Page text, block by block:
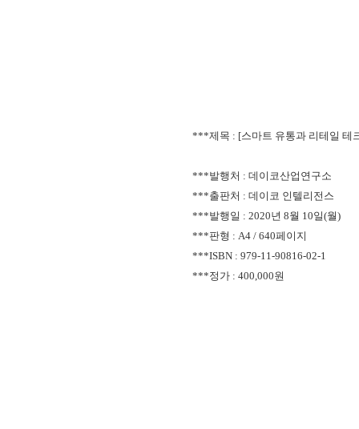
***제목 : [스마트 유통과 리테일 테
***발행처 : 데이코산업연구
***출판처 : 데이코 인텔리전스
***발행일 : 2020년 8월 10일(월)
***판형 : A4 / 640페이지
***ISBN : 979-11-90816-02-1
***정가 : 400,000원